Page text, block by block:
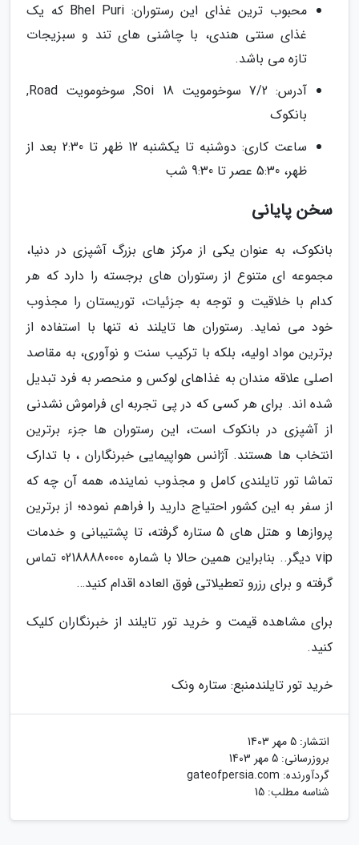
محبوب ترین غذای این رستوران: Bhel Puri که یک
غذای سنتی هندی، با چاشنی های تند و سبزیجات
تازه می باشد.
آدرس: 7/2 سوخومویت Soi 18, سوخومویت Road,
بانکوک
ساعت کاری: دوشنبه تا یکشنبه 12 ظهر تا 2:30 بعد از
ظهر، 5:30 عصر تا 9:30 شب
سخن پایانی
بانکوک، به عنوان یکی از مرکز های بزرگ آشپزی در دنیا،
مجموعه ای متنوع از رستوران های برجسته را دارد که هر
کدام با خلاقیت و توجه به جزئیات، توریستان را مجذوب
خود می نماید. رستوران ها تایلند نه تنها با استفاده از
برترین مواد اولیه، بلکه با ترکیب سنت و نوآوری، به مقاصد
اصلی علاقه مندان به غذاهای لوکس و منحصر به فرد تبدیل
شده اند. برای هر کسی که در پی تجربه ای فراموش نشدنی
از آشپزی در بانکوک است، این رستوران ها جزء برترین
انتخاب ها هستند. آژانس هواپیمایی خبرنگاران ، با تدارک
تماشا تور تایلندی کامل و مجذوب نماینده، همه آن چه که
از سفر به این کشور احتیاج دارید را فراهم نموده؛ از برترین
پروازها و هتل های 5 ستاره گرفته، تا پشتیبانی و خدمات
vip دیگر.. بنابراین همین حالا با شماره 02188880000 تماس
گرفته و برای رزرو تعطیلاتی فوق العاده اقدام کنید…
برای مشاهده قیمت و خرید تور تایلند از خبرنگاران کلیک
کنید.
خرید تور تایلندمنبع: ستاره ونک
انتشار: 5 مهر 1403
بروزرسانی: 5 مهر 1403
گردآورنده: gateofpersia.com
شناسه مطلب: 15